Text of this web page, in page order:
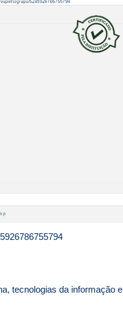
tecnologias da informação e